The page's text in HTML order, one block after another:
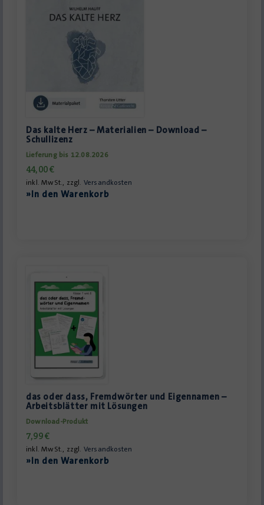
Das kalte Herz – Materialien – Download –
Schullizenz
Lieferung bis 12.08.2026
44,00€
inkl. MwSt., zzgl. Versandkosten
»In den Warenkorb
das oder dass, Fremdwörter und Eigennamen –
Arbeitsblätter mit Lösungen
Download-Produkt
7,99€
inkl. MwSt., zzgl. Versandkosten
»In den Warenkorb